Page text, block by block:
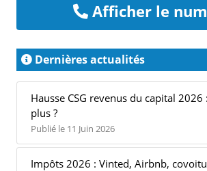
Afficher le
Dernières actualités
Hausse CSG revenus du capital
plus ?
Publié le 11 Juin 2026
Impôts 2026 : Vinted, Airbnb,